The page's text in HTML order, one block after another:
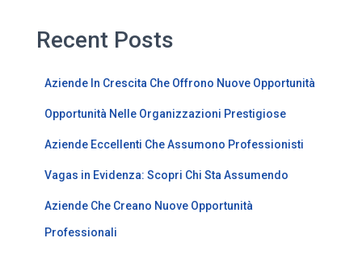
Recent Posts
Aziende In Crescita Che Offrono Nuove Opportunità
Opportunità Nelle Organizzazioni Prestigiose
Aziende Eccellenti Che Assumono Professionisti
Vagas in Evidenza: Scopri Chi Sta Assumendo
Aziende Che Creano Nuove Opportunità
Professionali